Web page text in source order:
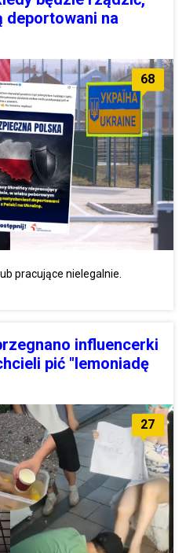
deportowani na
68
pracujące nielegalnie.
influencerki
pić "lemoniadę
27